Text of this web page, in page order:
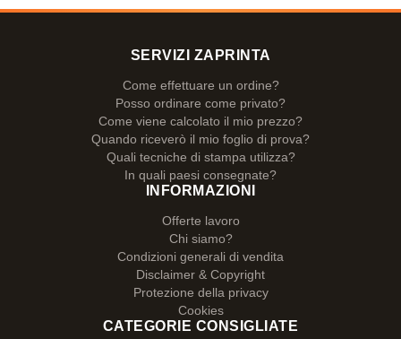
SERVIZI ZAPRINTA
Come effettuare un ordine?
Posso ordinare come privato?
Come viene calcolato il mio prezzo?
Quando riceverò il mio foglio di prova?
Quali tecniche di stampa utilizza?
In quali paesi consegnate?
INFORMAZIONI
Offerte lavoro
Chi siamo?
Condizioni generali di vendita
Disclaimer & Copyright
Protezione della privacy
Cookies
CATEGORIE CONSIGLIATE